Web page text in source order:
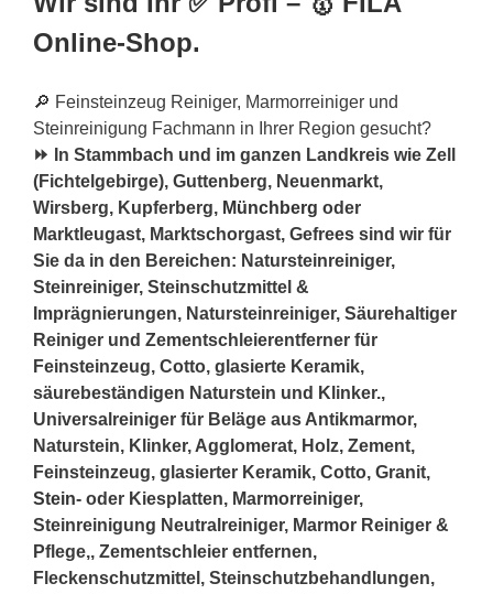
Online-Shop.
🔎 Feinsteinzeug Reiniger, Marmorreiniger und
Steinreinigung Fachmann in Ihrer Region gesucht?
⏩ In Stammbach und im ganzen Landkreis wie Zell
(Fichtelgebirge), Guttenberg, Neuenmarkt,
Wirsberg, Kupferberg, Münchberg oder
Marktleugast, Marktschorgast, Gefrees sind wir für
Sie da in den Bereichen: Natursteinreiniger,
Steinreiniger, Steinschutzmittel &
Imprägnierungen, Natursteinreiniger, Säurehaltiger
Reiniger und Zementschleierentferner für
Feinsteinzeug, Cotto, glasierte Keramik,
säurebeständigen Naturstein und Klinker.,
Universalreiniger für Beläge aus Antikmarmor,
Naturstein, Klinker, Agglomerat, Holz, Zement,
Feinsteinzeug, glasierter Keramik, Cotto, Granit,
Stein- oder Kiesplatten, Marmorreiniger,
Steinreinigung Neutralreiniger, Marmor Reiniger &
Pflege,, Zementschleier entfernen,
Fleckenschutzmittel, Steinschutzbehandlungen,